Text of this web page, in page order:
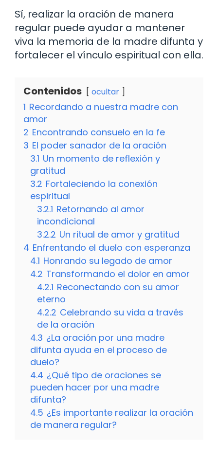
Sí, realizar la oración de manera
regular puede ayudar a mantener
viva la memoria de la madre difunta y
fortalecer el vínculo espiritual con ella.
Contenidos ocultar
1 Recordando a nuestra madre con
amor
2 Encontrando consuelo en la fe
3 El poder sanador de la oración
3.1 Un momento de reflexión y
gratitud
3.2 Fortaleciendo la conexión
espiritual
3.2.1 Retornando al amor
incondicional
3.2.2 Un ritual de amor y gratitud
4 Enfrentando el duelo con esperanza
4.1 Honrando su legado de amor
4.2 Transformando el dolor en amor
4.2.1 Reconectando con su amor
eterno
4.2.2 Celebrando su vida a través
de la oración
4.3 ¿La oración por una madre
difunta ayuda en el proceso de
duelo?
4.4 ¿Qué tipo de oraciones se
pueden hacer por una madre
difunta?
4.5 ¿Es importante realizar la oración
de manera regular?